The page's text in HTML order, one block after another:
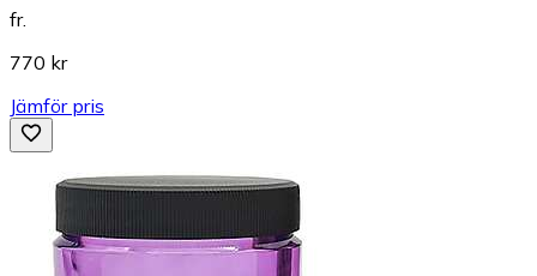
fr.
770 kr
Jämför pris